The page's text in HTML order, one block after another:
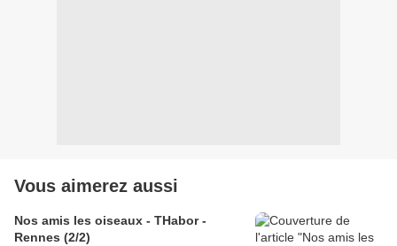
Vous aimerez aussi
Nos amis les oiseaux - THabor -
Rennes (2/2)